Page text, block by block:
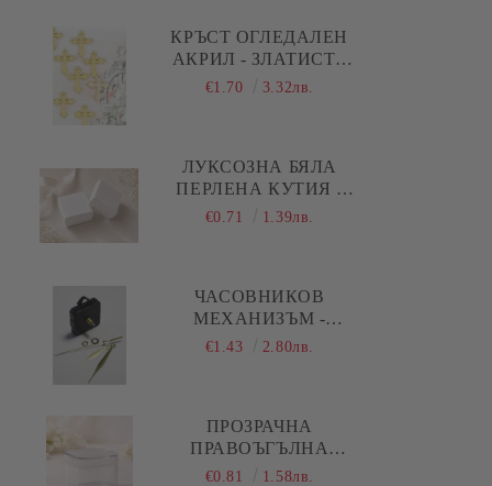
плодове и шишарки
Коледа - Печати
Коледа - Силиконови молдове
изрязване
КРЪСТ ОГЛЕДАЛЕН
АКРИЛ - ЗЛАТИСТ -
10 БР.
€1.70 3.32лв.
ЛУКСОЗНА БЯЛА
ПЕРЛЕНА КУТИЯ -
5,00 Х 5,00 Х 1,50 СМ
€0.71 1.39лв.
ЧАСОВНИКОВ
МЕХАНИЗЪМ -
ПЛАВЕН ( ДЪЛГА
€1.43 2.80лв.
ПРОЗРАЧНА
ПРАВОЪГЪЛНА
АКРИЛНА КУТИЯ С
€0.81 1.58лв.